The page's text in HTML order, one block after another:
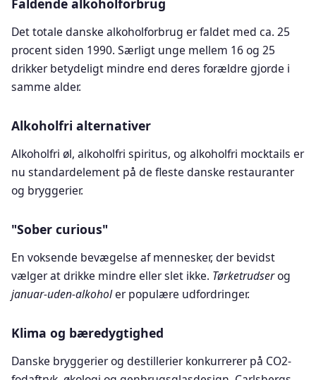
Faldende alkoholforbrug
Det totale danske alkoholforbrug er faldet med ca. 25
procent siden 1990. Særligt unge mellem 16 og 25
drikker betydeligt mindre end deres forældre gjorde i
samme alder.
Alkoholfri alternativer
Alkoholfri øl, alkoholfri spiritus, og alkoholfri mocktails er
nu standardelement på de fleste danske restauranter
og bryggerier.
"Sober curious"
En voksende bevægelse af mennesker, der bevidst
vælger at drikke mindre eller slet ikke. Tørketrudserog
januar-uden-alkoholer populære udfordringer.
Klima og bæredygtighed
Danske bryggerier og destillerier konkurrerer på CO2-